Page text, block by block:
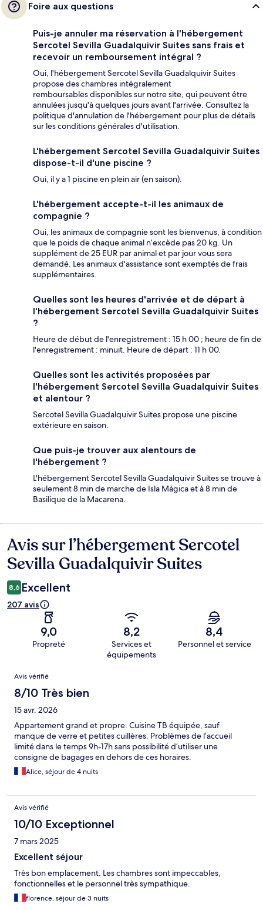
Foire aux questions
Puis-je annuler ma réservation à l'hébergement
Sercotel Sevilla Guadalquivir Suites sans frais et
recevoir un remboursement intégral ?
Oui, l'hébergement Sercotel Sevilla Guadalquivir Suites
propose des chambres intégralement
remboursables disponibles sur notre site, qui peuvent être
annulées jusqu'à quelques jours avant l'arrivée. Consultez la
politique d'annulation de l'hébergement pour plus de détails
sur les conditions générales d'utilisation.
L'hébergement Sercotel Sevilla Guadalquivir Suites
dispose-t-il d'une piscine ?
Oui, il y a 1 piscine en plein air (en saison).
L'hébergement accepte-t-il les animaux de
compagnie ?
Oui, les animaux de compagnie sont les bienvenus, à condition
que le poids de chaque animal n’excède pas 20 kg. Un
supplément de 25 EUR par animal et par jour vous sera
demandé. Les animaux d'assistance sont exemptés de frais
supplémentaires.
Quelles sont les heures d'arrivée et de départ à
l'hébergement Sercotel Sevilla Guadalquivir Suites
?
Heure de début de l'enregistrement : 15 h 00 ; heure de fin de
l'enregistrement : minuit. Heure de départ : 11 h 00.
Quelles sont les activités proposées par
l'hébergement Sercotel Sevilla Guadalquivir Suites
et alentour ?
Sercotel Sevilla Guadalquivir Suites propose une piscine
extérieure en saison.
Que puis-je trouver aux alentours de
l'hébergement ?
L'hébergement Sercotel Sevilla Guadalquivir Suites se trouve à
seulement 8 min de marche de Isla Mágica et à 8 min de
Basilique de la Macarena.
Avis
Avis sur l’hébergement Sercotel
Sevilla Guadalquivir Suites
8,6 Excellent
207 avis
9,0
Propreté
8,2
Services et
équipements
8,4
Personnel et service
Avis
Avis vérifié
8/10 Très bien
15 avr. 2026
Appartement grand et propre. Cuisine TB équipée, sauf
manque de verre et petites cuillères. Problèmes de l’accueil
limité dans le temps 9h-17h sans possibilité d’utiliser une
consigne de bagages en dehors de ces horaires.
Alice, séjour de 4 nuits
Avis vérifié
10/10 Exceptionnel
7 mars 2025
Excellent séjour
Très bon emplacement. Les chambres sont impeccables,
fonctionnelles et le personnel très sympathique.
florence, séjour de 3 nuits